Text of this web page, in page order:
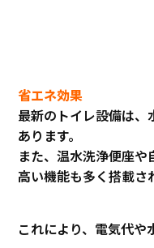
省エネ効果
最新のトイレ設備は
あります。
また、温水洗浄便座
高い機能も多く搭載さ
これにより、電気代や